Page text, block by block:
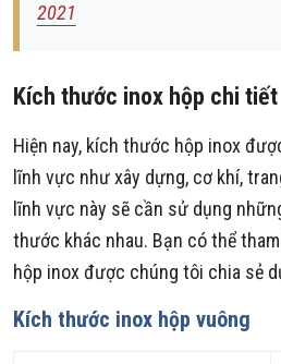
2021
Kích thước inox hộp chi tiết
Hiện nay, kích thước hộp inox
lĩnh vực như xây dựng, cơ khí,
lĩnh vực này sẽ cần sử dụng
thước khác nhau. Bạn có thể
hộp inox được chúng tôi chia sẻ
Kích thước inox hộp vuông